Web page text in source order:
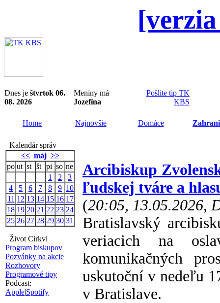
Dnes je štvrtok 06.
08. 2026
Meniny má
Jozefína
Pošlite tip TK
KBS
Home Najnovšie Domáce
Kalendár správ
<< máj >>
po ut st št pi so ne
1
2
3
4
5 6 7 8 9 10
11 12 13 14 15 16 17
18 19 20 21 22 23 24
25 26 27 28 29 30 31
Život Cirkvi
Program biskupov
Pozvánky na akcie
Rozhovory
Programové tipy
Podcast:
Apple|Spotify
Arcibiskup
ľudskej tváre a
(20:05, 13.05.2026,
Bratislavský
veriacich na
komunikačných
uskutoční v nedeľu
v Bratislave.